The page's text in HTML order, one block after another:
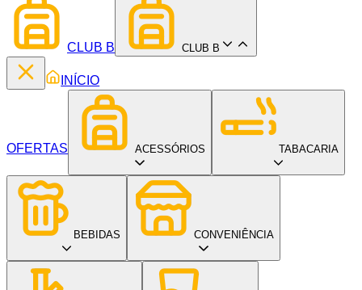
CLUB B CLUB B
INÍCIO
OFERTAS ACESSÓRIOS TABACARIA
BEBIDAS CONVENIÊNCIA